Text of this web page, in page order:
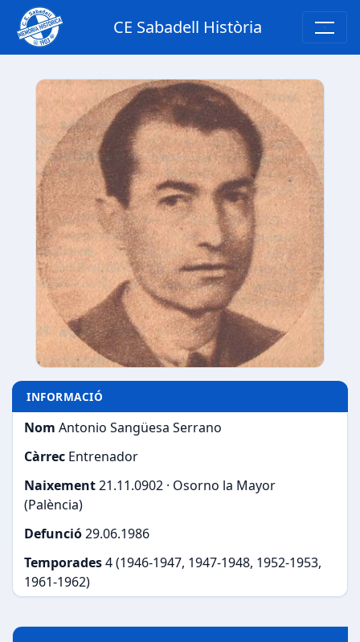
CE Sabadell Història
INFORMACIÓ
Nom Antonio Sangüesa Serrano
Càrrec Entrenador
Naixement21.11.0902 · Osorno la Mayor
(Palència)
Defunció29.06.1986
Temporades4 (1946-1947, 1947-1948, 1952-1953,
1961-1962)